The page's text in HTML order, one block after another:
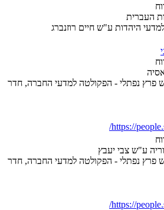
העברית
היהדות ע"ש חיים רוזנברג
פרץ נפתלי - הפקולטה למדעי החברה, חדר
https://
ע"ש צבי יעבץ
פרץ נפתלי - הפקולטה למדעי החברה, חדר
https://